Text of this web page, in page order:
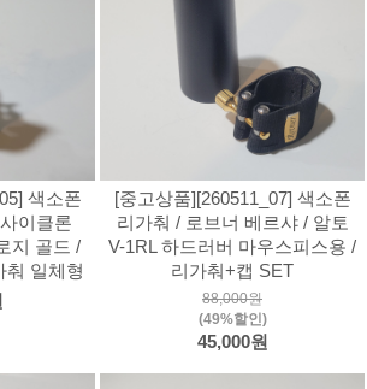
색소폰
이클론
지 골드 /
춰 일체형
[중고상품][260511_07] 색소폰
리가춰 / 로브너 베르샤 / 알토
V-1RL 하드러버 마우스피스용 /
리가춰+캡 SET
88,000원
(49%할인)
45,000원